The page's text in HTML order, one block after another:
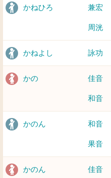
かねひろ 兼宏
周洸
かねよし 詠功
かの 佳音
和音
かのん 和音
果音
かのん 佳音